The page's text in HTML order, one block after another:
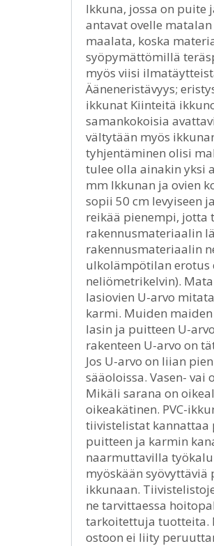
Ikkuna, jossa on puite
antavat ovelle
maalata, koska
syöpymättömillä
myös viisi
Ääneneristävyys;
ikkunat Kiinteitä
samankokoisia
vältytään myös
tyhjentäminen olisi
tulee olla ainakin yksi
mm Ikkunan ja ovien
sopii 50 cm levyiseen
reikää pienempi, jotta
rakennusmateriaalin
rakennusmateriaalin
ulkolämpötilan erotus
neliömetrikelvin).
lasiovien U-arvo
karmi. Muiden
lasin ja puitteen U-
rakenteen U-arvo on
Jos U-arvo on liian
sääoloissa. Vasen-
Mikäli sarana on
oikeakätinen. PVC-
tiivistelistat kannattaa
puitteen ja karmin
naarmuttavilla
myöskään
ikkunaan.
ne tarvittaessa
tarkoitettuja tuotteita.
ostoon ei liity